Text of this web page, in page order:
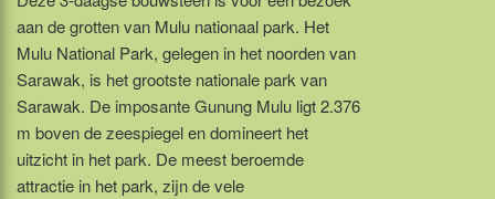
aan de grotten van Mulu nationaal park. Het
Mulu National Park, gelegen in het noorden van
Sarawak, is het grootste nationale park van
Sarawak. De imposante Gunung Mulu ligt 2.376
m boven de zeespiegel en domineert het
uitzicht in het park. De meest beroemde
attractie in het park, zijn de vele